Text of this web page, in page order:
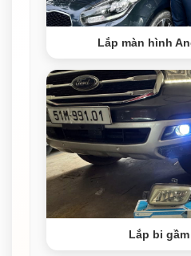
Lắp màn hình
Lắp bi